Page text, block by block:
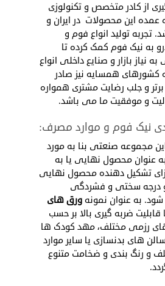
از کادر متخصص و تکنولوزی
عمده این محصولات در ایران و
تجربه تولید انواع فوم و
به نیک فوم کمک کرده تا
نیاز بازار و صنایع داخلی انواع
کشورهای همسایه نیز صادر
برتر و جلب رضایت مشتری همواره
و موفقیت ما می باشد.
نیک فوم و موارد مصرف:
مجموعه صنعتی بنا به مورد
عنوان محصول نهایی یا به
تشکیل دهنده محصول نهایی
درجه سختی و فشردگی
به عنوان نمونهورق های
قابلیت ضربه گیری بالا بر حسب
رزمی مختلف، مهد کودک ها
های بدنسازی یا سایر موارد
و رنگ بندی و ضخامت متنوع